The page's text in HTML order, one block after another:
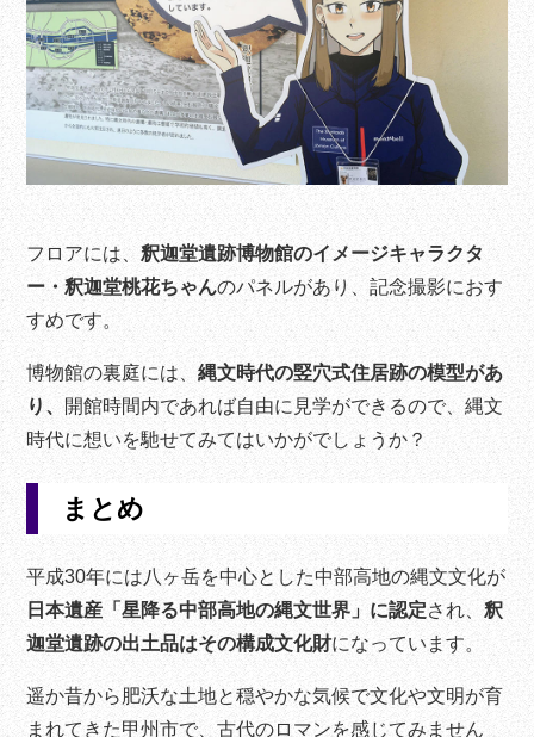
フロアには、釈迦堂遺跡博物館のイメージキャラクタ
ー・釈迦堂桃花ちゃんのパネルがあり、記念撮影におす
すめです。
博物館の裏庭には、縄文時代の竪穴式住居跡の模型があ
り、 開館時間内であれば自由に見学ができるので、縄文
時代に想いを馳せてみてはいかがでしょうか？
まとめ
平成30年には八ヶ岳を中心とした中部高地の縄文文化が
日本遺産「星降る中部高地の縄文世界」に認定され、釈
迦堂遺跡の出土品はその構成文化財になっています。
遥か昔から肥沃な土地と穏やかな気候で文化や文明が育
まれてきた甲州市で、古代のロマンを感じてみません